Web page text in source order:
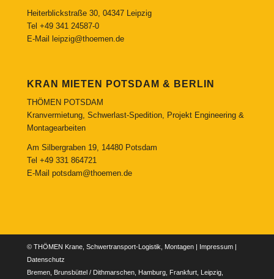
Heiterblickstraße 30, 04347 Leipzig
Tel +49 341 24587-0
E-Mail
leipzig@thoemen.de
KRAN MIETEN POTSDAM & BERLIN
THÖMEN POTSDAM
Kranvermietung, Schwerlast-Spedition, Projekt Engineering &
Montagearbeiten
Am Silbergraben 19, 14480 Potsdam
Tel +49 331 864721
E-Mail potsdam@thoemen.de
© THÖMEN Krane, Schwertransport-Logistik, Montagen | Impressum|
Datenschutz
Bremen, Brunsbüttel / Dithmarschen, Hamburg, Frankfurt, Leipzig,